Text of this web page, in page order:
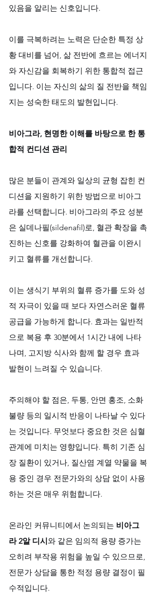
있음을 알리는 신호입니다.
이를 극복하려는 노력은 단순한 특정 상
황 대비를 넘어, 삶 전반에 흐르는 에너지
와 자신감을 회복하기 위한 통합적 접근
입니다. 이는 자신의 삶의 질 전반을 책임
지는 성숙한 태도의 발현입니다.
비아그라, 현명한 이해를 바탕으로 한 통
합적 컨디션 관리
많은 분들이 관계와 일상의 균형 잡힌 컨
디션을 지원하기 위한 방법으로 비아그
라를 선택합니다. 비아그라의 주요 성분
은 실데나필(sildenafil)로, 혈관 확장을 촉
진하는 신호를 강화하여 혈관을 이완시
키고 혈류를 개선합니다.
이는 생식기 부위의 혈류 증가를 도와 성
적 자극이 있을 때 보다 자연스러운 혈류
공급을 가능하게 합니다. 효과는 일반적
으로 복용 후 30분에서 1시간 내에 나타
나며, 고지방 식사와 함께 할 경우 효과
발현이 느려질 수 있습니다.
주의해야 할 점은, 두통, 안면 홍조, 소화
불량 등의 일시적 반응이 나타날 수 있다
는 것입니다. 무엇보다 중요한 것은 심혈
관계에 미치는 영향입니다. 특히 기존 심
장 질환이 있거나, 질산염 계열 약물을 복
용 중인 경우 전문가와의 상담 없이 사용
하는 것은 매우 위험합니다.
온라인 커뮤니티에서 논의되는 비아그
라 2알 디시와 같은 임의적 용량 증가는
오히려 부작용 위험을 높일 수 있으므로,
전문가 상담을 통한 적정 용량 결정이 필
수적입니다.